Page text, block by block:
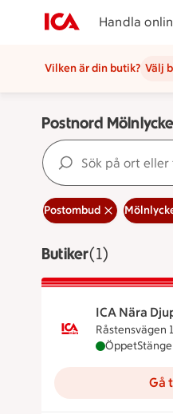
Handla
Vilken är din butik? Välj
Postnord Mölnlycke
Postombud
ButikerVisar 1
(1)
ICA Nära
Råstensvägen
ICA Nära
Öppet
Gå